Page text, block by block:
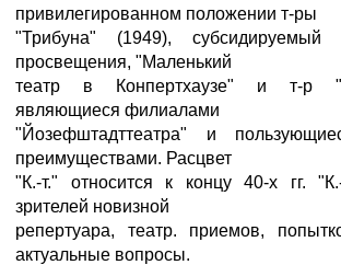
привилегированном положении т-ры
"Трибуна" (1949), субсидируемый
просвещения, "Маленький
театр в Конпертхаузе" и т-р
являющиеся филиалами
"Йозефштадттеатра" и
преимуществами. Расцвет
"К.-т." относится к концу 40-х гг.
зрителей новизной
репертуара, театр. приемов,
актуальные вопросы.